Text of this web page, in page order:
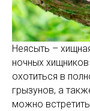
Неясыть –
ночных
охотиться в
грызунов, а
можно